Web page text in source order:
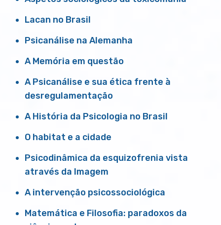
Lacan no Brasil
Psicanálise na Alemanha
A Memória em questão
A Psicanálise e sua ética frente à
desregulamentação
A História da Psicologia no Brasil
O habitat e a cidade
Psicodinâmica da esquizofrenia vista
através da Imagem
A intervenção psicossociológica
Matemática e Filosofia: paradoxos da